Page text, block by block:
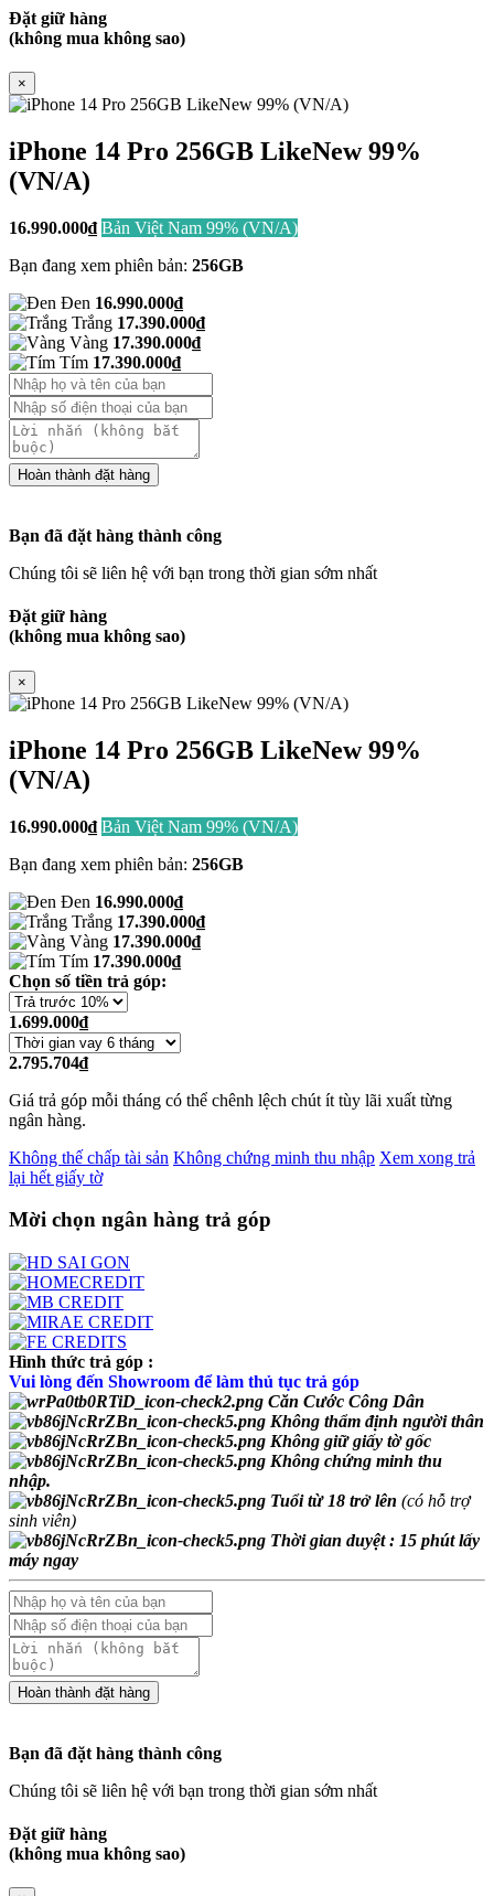
Đặt giữ hàng
(không mua không sao)
×
iPhone 14 Pro 256GB LikeNew 99%
(VN/A)
16.990.000₫ Bản Việt Nam 99% (VN/A)
Bạn đang xem phiên bản: 256GB
Đen 16.990.000₫
Trắng 17.390.000₫
Vàng 17.390.000₫
Tím 17.390.000₫
Bạn đã đặt hàng thành công
Chúng tôi sẽ liên hệ với bạn trong thời gian sớm nhất
Đặt giữ hàng
(không mua không sao)
×
iPhone 14 Pro 256GB LikeNew 99%
(VN/A)
16.990.000₫ Bản Việt Nam 99% (VN/A)
Bạn đang xem phiên bản: 256GB
Đen 16.990.000₫
Trắng 17.390.000₫
Vàng 17.390.000₫
Tím 17.390.000₫
Chọn số tiền trả góp:
1.699.000₫
2.795.704₫
Giá trả góp mỗi tháng có thể chênh lệch chút ít tùy lãi xuất từng
ngân hàng.
Không thế chấp tài sản Không chứng minh thu nhập Xem xong trả
lại hết giấy tờ
Mời chọn ngân hàng trả góp
Hình thức trả góp :
Vui lòng đến Showroom để làm thủ tục trả góp
Căn Cước Công Dân
Không thẩm định người thân
Không giữ giấy tờ gốc
Không chứng minh thu
nhập.
Tuổi từ 18 trở lên (có hỗ trợ
sinh viên)
Thời gian duyệt : 15 phút lấy
máy ngay
Bạn đã đặt hàng thành công
Chúng tôi sẽ liên hệ với bạn trong thời gian sớm nhất
Đặt giữ hàng
(không mua không sao)